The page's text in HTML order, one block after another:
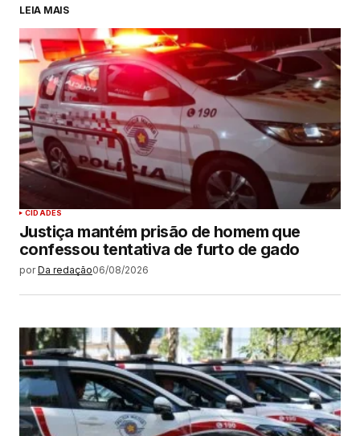
LEIA MAIS
CIDADES
Justiça mantém prisão de homem que
confessou tentativa de furto de gado
por Da redação06/08/2026